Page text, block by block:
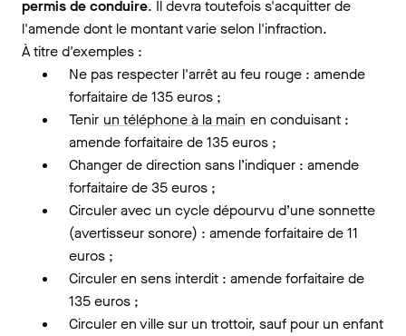
permis de conduire. Il devra toutefois s'acquitter de
l'amende dont le montant varie selon l'infraction.
À titre d'exemples :
Ne pas respecter l'arrêt au feu rouge : amende
forfaitaire de 135 euros ;
Tenir un téléphone à la main en conduisant :
amende forfaitaire de 135 euros ;
Changer de direction sans l’indiquer : amende
forfaitaire de 35 euros ;
Circuler avec un cycle dépourvu d’une sonnette
(avertisseur sonore) : amende forfaitaire de 11
euros ;
Circuler en sens interdit : amende forfaitaire de
135 euros ;
Circuler en ville sur un trottoir, sauf pour un enfant